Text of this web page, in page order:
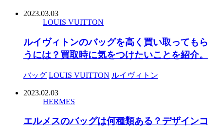
2023.03.03
LOUIS VUITTON
ルイヴィトンのバッグを高く買い取ってもら
うには？買取時に気をつけたいことを紹介。
バッグ LOUIS VUITTON ルイヴィトン
2023.02.03
HERMES
エルメスのバッグは何種類ある？デザインコ